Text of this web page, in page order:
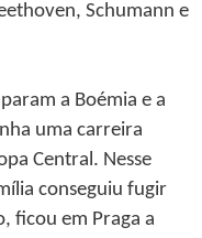
Schumann e
a Boémia e a
uma carreira
Central. Nesse
conseguiu fugir
ficou em Praga a